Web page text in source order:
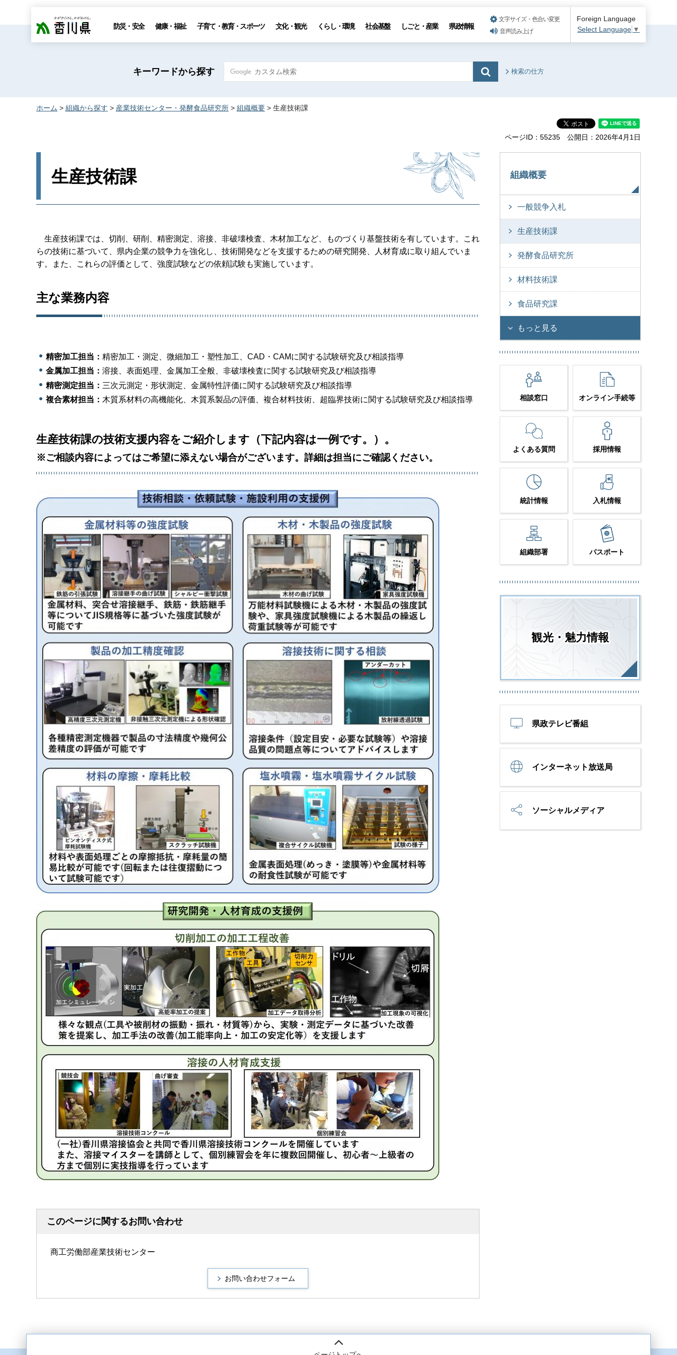
香川県 防災・安全 健康・福祉 子育て・教育・スポーツ 文化・観光 くらし・環境 社会基盤 しごと・産業 県政情報
文字サイズ・色合い変更
音声読み上げ
Foreign Language
Select Language ▼
キーワードから探す 検索の仕方
ホーム > 組織から探す > 産業技術センター・発酵食品研究所 > 組織概要 > 生産技術課
ページID：55235 公開日：2026年4月1日
生産技術課
生産技術課では、切削、研削、精密測定、溶接、非破壊検査、木材加工など、ものづくり基盤技術を有しています。これ
らの技術に基づいて、県内企業の競争力を強化し、技術開発などを支援するための研究開発、人材育成に取り組んでいま
す。また、これらの評価として、強度試験などの依頼試験も実施しています。
主な業務内容
精密加工担当：精密加工・測定、微細加工・塑性加工、CAD・CAMに関する試験研究及び相談指導
金属加工担当：溶接、表面処理、金属加工全般、非破壊検査に関する試験研究及び相談指導
精密測定担当： 三次元測定・形状測定、金属特性評価に関する試験研究及び相談指導
複合素材担当： 木質系材料の高機能化、木質系製品の評価、複合材料技術、超臨界技術に関する試験研究及び相談指導
生産技術課の技術支援内容をご紹介します（下記内容は一例です。）。
※ご相談内容によってはご希望に添えない場合がございます。詳細は担当にご確認ください。
このページに関するお問い合わせ
商工労働部産業技術センター
組織概要
一般競争入札
生産技術課
発酵食品研究所
材料技術課
食品研究課
もっと見る
相談窓口 オンライン手続等
よくある質問 採用情報
統計情報 入札情報
組織部署 パスポート
観光・魅力情報
県政テレビ番組
インターネット放送局
ソーシャルメディア